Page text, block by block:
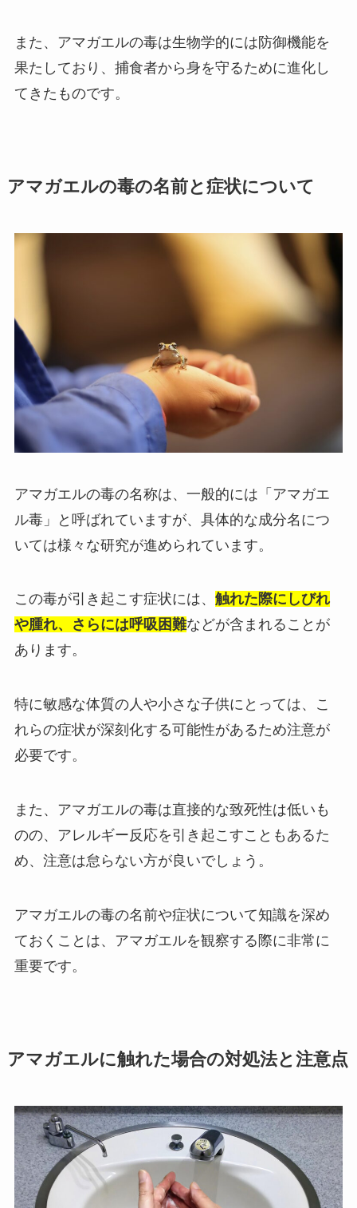
また、アマガエルの毒は生物学的には防御機能を
果たしており、捕食者から身を守るために進化し
てきたものです。
アマガエルの毒の名前と症状について
アマガエルの毒の名称は、一般的には「アマガエ
ル毒」と呼ばれていますが、具体的な成分名につ
いては様々な研究が進められています。
この毒が引き起こす症状には、 触れた際にしびれ
や腫れ、さらには呼吸困難などが含まれることが
あります。
特に敏感な体質の人や小さな子供にとっては、こ
れらの症状が深刻化する可能性があるため注意が
必要です。
また、アマガエルの毒は直接的な致死性は低いも
のの、アレルギー反応を引き起こすこともあるた
め、注意は怠らない方が良いでしょう。
アマガエルの毒の名前や症状について知識を深め
ておくことは、アマガエルを観察する際に非常に
重要です。
アマガエルに触れた場合の対処法と注意点